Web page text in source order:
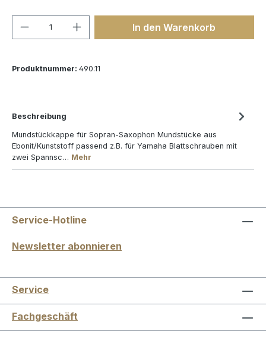
Produkt Anzahl: Gib denIn den Warenkorb
Produktnummer: 490.11
Beschreibung
Mundstückkappe für Sopran-Saxophon Mundstücke aus
Ebonit/Kunststoff passend z.B. für Yamaha Blattschrauben mit
zwei Spannsc… Mehr
Service-Hotline
Newsletter abonnieren
Service
Fachgeschäft